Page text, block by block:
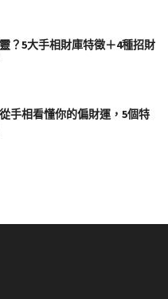
？5大手相財庫特徵＋4種招財
手相看懂你的偏財運，5個特